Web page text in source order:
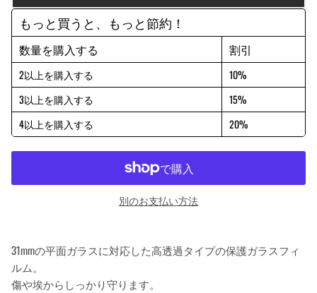
もっと買うと、もっと節約！
数量を購入する 割引
2以上を購入する
10%
3以上を購入する
15%
4以上を購入する
20%
別のお支払い方法
31mmの平面ガラスに対応した高透過タイプの保護ガラスフィ
ルム。
傷や埃からしっかり守ります。